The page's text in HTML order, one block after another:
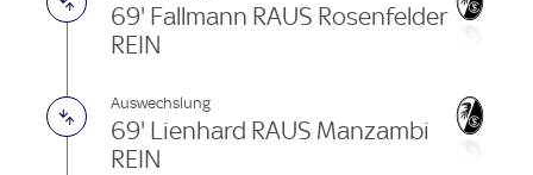
69' Fallmann RAUS Rosenfelder
REIN
Auswechslung
69' Lienhard RAUS Manzambi
REIN